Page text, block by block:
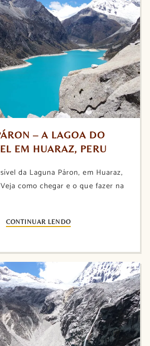
– A LAGOA DO
EM HUARAZ, PERU
da Laguna Páron, em Huaraz,
como chegar e o que fazer na
CONTINUAR LENDO